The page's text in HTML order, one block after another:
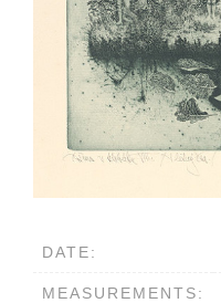
DATE:
MEASUREMENTS: